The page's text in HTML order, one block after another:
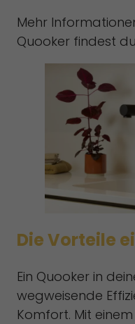
Mehr
Quooker findest du
Die Vorteile
Ein Quooker in
wegweisende
Komfort. Mit